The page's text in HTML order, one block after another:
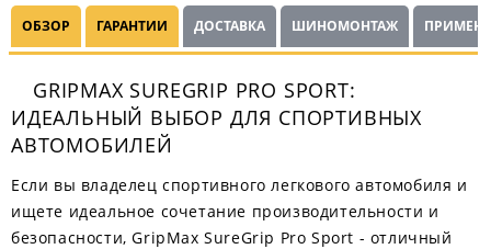
ОБЗОР ГАРАНТИИ ДОСТАВКА ШИНОМОНТАЖ
GRIPMAX SUREGRIP PRO SPORT:
ИДЕАЛЬНЫЙ ВЫБОР ДЛЯ СПОРТИВНЫХ
АВТОМОБИЛЕЙ
Если вы владелец спортивного легкового автомобиля и
ищете идеальное сочетание производительности и
безопасности, GripMax SureGrip Pro Sport - отличный